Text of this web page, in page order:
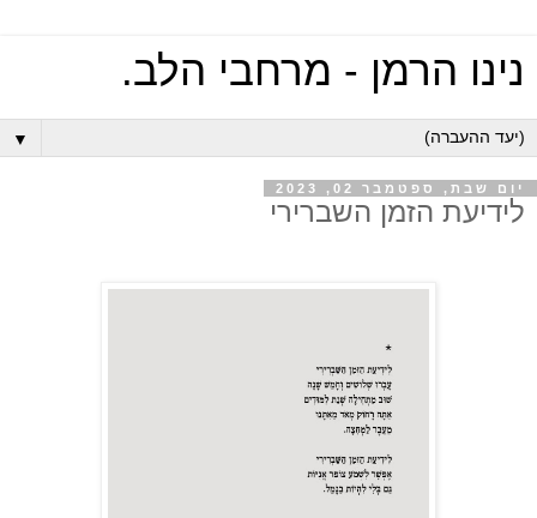
נינו הרמן - מרחבי הלב.
▼
יום שבת, ספטמבר 02, 2023
לידיעת הזמן השברירי